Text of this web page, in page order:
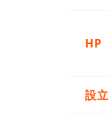
HP
設立